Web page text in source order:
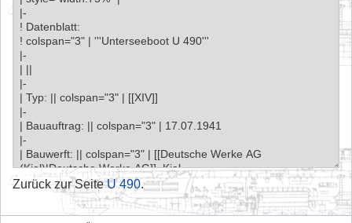
Zurück zur SeiteU 490.